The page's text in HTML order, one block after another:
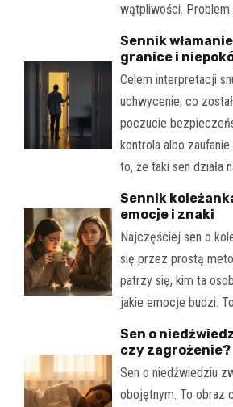
wątpliwości. Problem
Sennik
granice i
Celem interpretacji
uchwycenie, co
poczucie
kontrola albo
to, że taki sen działa
Sennik
emocje i znaki
Najczęściej sen o
się przez prostą
patrzy się, kim ta
jakie emocje budzi.
Sen o
czy zagrożenie?
Sen o niedźwiedziu
obojętnym. To obraz